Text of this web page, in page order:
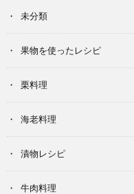
未分類
果物を使ったレシピ
栗料理
海老料理
漬物レシピ
牛肉料理